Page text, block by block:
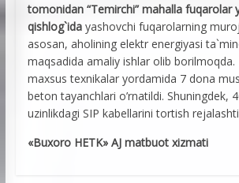
tomonidan “Temirchi” mahalla fuqarolar
qishlog`idayashovchi fuqarolarning
asosan, aholining elektr energiyasi
maqsadida amaliy ishlar olib borilmoqda.
maxsus texnikalar yordamida 7 dona
beton tayanchlari o’rnatildi. Shuningdek,
uzinlikdagi SIP kabellarini tortish
«Buxoro HETK» AJ matbuot xizmati